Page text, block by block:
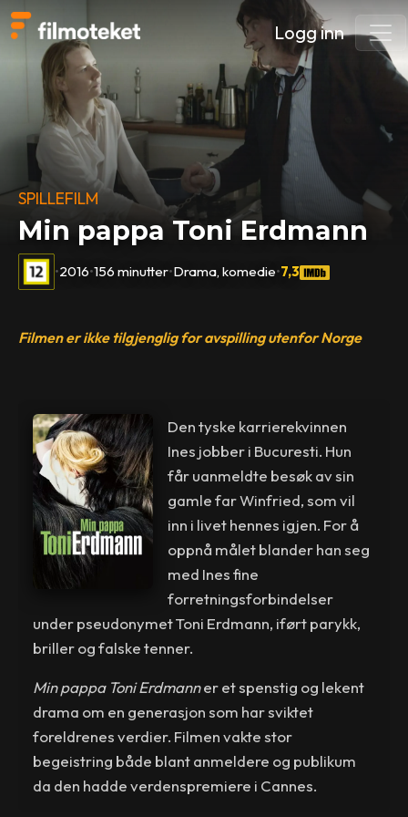
Logg inn
SPILLEFILM
Min pappa Toni Erdmann
•2016•156 minutter•Drama, komedie•7,3
Filmen er ikke tilgjenglig for avspilling utenfor Norge
Den tyske karrierekvinnen
Ines jobber i Bucuresti. Hun
får uanmeldte besøk av sin
gamle far Winfried, som vil
inn i livet hennes igjen. For å
oppnå målet blander han seg
med Ines fine
forretningsforbindelser
under pseudonymet Toni Erdmann, iført parykk,
briller og falske tenner.
Min pappa Toni Erdmanner et spenstig og lekent
drama om en generasjon som har sviktet
foreldrenes verdier. Filmen vakte stor
begeistring både blant anmeldere og publikum
da den hadde verdenspremiere i Cannes.